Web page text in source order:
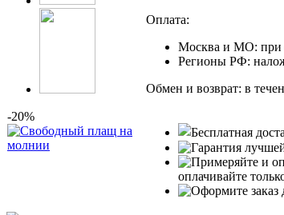
-20%
Оплата:
Москва и МО: при
Регионы РФ:
Обмен и возврат: в
оплачивайте